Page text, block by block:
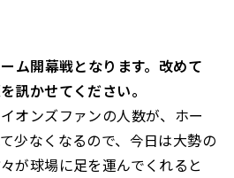
ーム開幕戦となります。改めて
訊かせてください。
オンズファンの人数が、ホー
少なくなるので、今日は大勢の
が球場に足を運んでくれると